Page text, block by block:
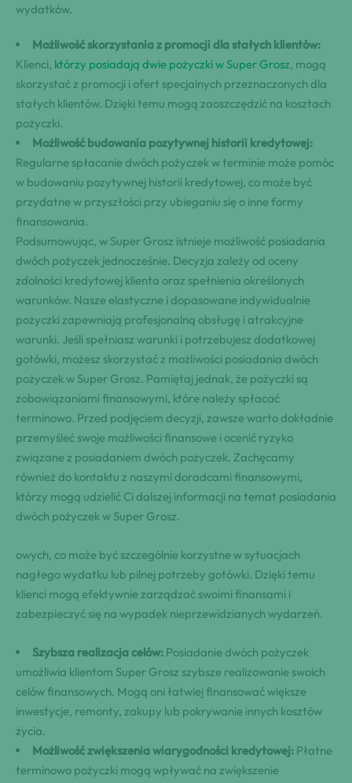
wydatków.
Możliwość skorzystania z promocji dla stałych klientów:
‍Klienci, którzy posiadają dwie pożyczki w Super Grosz, mogą
skorzystać z promocji i ofert specjalnych przeznaczonych dla
stałych klientów. Dzięki temu mogą zaoszczędzić na kosztach
pożyczki.
Możliwość budowania pozytywnej historii kredytowej:
‍Regularne spłacanie dwóch pożyczek w terminie może pomóc
w budowaniu pozytywnej historii kredytowej, co może być
przydatne w przyszłości przy ubieganiu się o inne formy
finansowania.
Podsumowując, w Super Grosz istnieje możliwość posiadania
dwóch pożyczek jednocześnie. Decyzja zależy od oceny
zdolności kredytowej klienta oraz spełnienia określonych
warunków. Nasze elastyczne i dopasowane indywidualnie
pożyczki zapewniają profesjonalną obsługę i atrakcyjne
warunki. Jeśli spełniasz warunki i potrzebujesz dodatkowej
gotówki, możesz skorzystać z możliwości posiadania dwóch
pożyczek w Super Grosz. Pamiętaj jednak, że pożyczki są
zobowiązaniami finansowymi, które należy spłacać
terminowo. Przed podjęciem decyzji, zawsze warto dokładnie
przemyśleć swoje możliwości finansowe i ocenić ryzyko
związane z posiadaniem dwóch pożyczek. Zachęcamy
również do kontaktu z naszymi doradcami finansowymi,
którzy mogą udzielić Ci dalszej informacji na temat posiadania
dwóch pożyczek w Super Grosz.
owych, co może być szczególnie korzystne w sytuacjach
nagłego wydatku lub pilnej potrzeby‌ gotówki. Dzięki temu
⁤klienci mogą efektywnie zarządzać swoimi finansami i
⁤zabezpieczyć ​się na wypadek nieprzewidzianych wydarzeń.
Szybsza realizacja celów: Posiadanie dwóch pożyczek
umożliwia klientom Super Grosz szybsze realizowanie swoich
celów finansowych. Mogą oni⁤ łatwiej finansować większe
inwestycje, remonty, zakupy‌ lub pokrywanie innych kosztów
życia.
Możliwość zwiększenia wiarygodności kredytowej: Płatne
terminowo pożyczki mogą wpływać na ⁣zwiększenie